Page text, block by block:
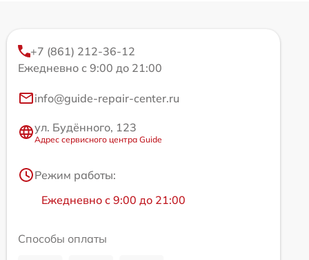
+7 (861) 212-36-12
Ежедневно с 9:00 до 21:00
info@guide-repair-center.ru
ул. Будённого, 123
Адрес сервисного центра Guide
Режим работы:
Ежедневно с 9:00 до 21:00
Способы оплаты